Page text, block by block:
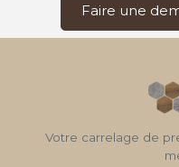
Faire une
Votre carrelage de